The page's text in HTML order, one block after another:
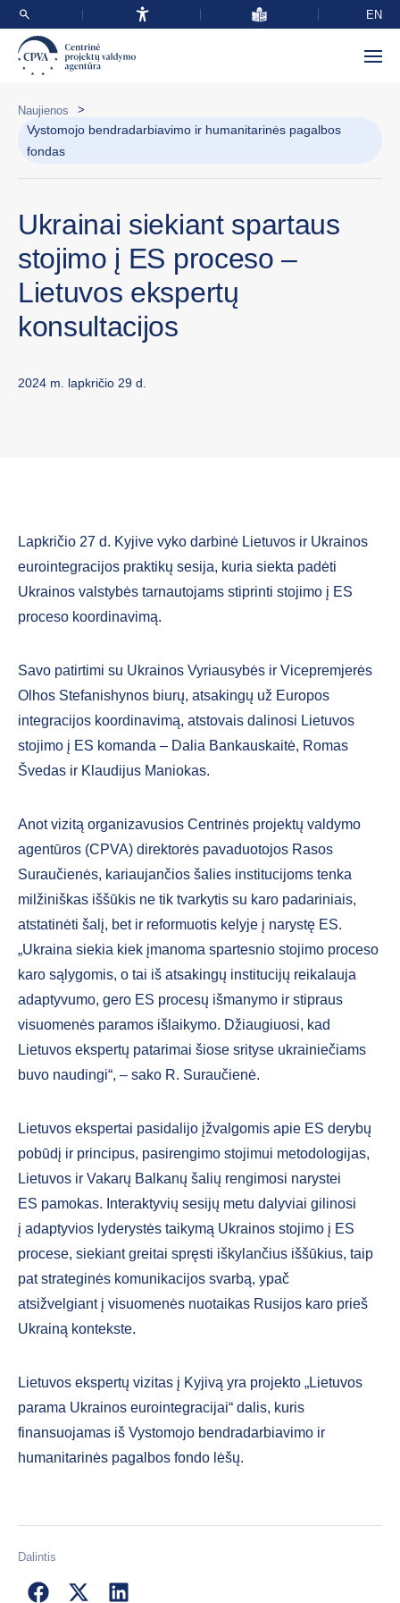
EN
Naujienos >
Vystomojo bendradarbiavimo ir humanitarinės pagalbos
fondas
Ukrainai siekiant spartaus
stojimo į ES proceso –
Lietuvos ekspertų
konsultacijos
2024 m. lapkričio 29 d.
Lapkričio 27 d. Kyjive vyko darbinė Lietuvos ir Ukrainos
eurointegracijos praktikų sesija, kuria siekta padėti
Ukrainos valstybės tarnautojams stiprinti stojimo į ES
proceso koordinavimą.
Savo patirtimi su Ukrainos Vyriausybės ir Vicepremjerės
Olhos Stefanishynos biurų, atsakingų už Europos
integracijos koordinavimą, atstovais dalinosi Lietuvos
stojimo į ES komanda – Dalia Bankauskaitė, Romas
Švedas ir Klaudijus Maniokas.
Anot vizitą organizavusios Centrinės projektų valdymo
agentūros (CPVA) direktorės pavaduotojos Rasos
Suraučienės, kariaujančios šalies institucijoms tenka
milžiniškas iššūkis ne tik tvarkytis su karo padariniais,
atstatinėti šalį, bet ir reformuotis kelyje į narystę ES.
„Ukraina siekia kiek įmanoma spartesnio stojimo proceso
karo sąlygomis, o tai iš atsakingų institucijų reikalauja
adaptyvumo, gero ES procesų išmanymo ir stipraus
visuomenės paramos išlaikymo. Džiaugiuosi, kad
Lietuvos ekspertų patarimai šiose srityse ukrainiečiams
buvo naudingi“, – sako R. Suraučienė.
Lietuvos ekspertai pasidalijo įžvalgomis apie ES derybų
pobūdį ir principus, pasirengimo stojimui metodologijas,
Lietuvos ir Vakarų Balkanų šalių rengimosi narystei
ES pamokas. Interaktyvių sesijų metu dalyviai gilinosi
į adaptyvios lyderystės taikymą Ukrainos stojimo į ES
procese, siekiant greitai spręsti iškylančius iššūkius, taip
pat strateginės komunikacijos svarbą, ypač
atsižvelgiant į visuomenės nuotaikas Rusijos karo prieš
Ukrainą kontekste.
Lietuvos ekspertų vizitas į Kyjivą yra projekto „Lietuvos
parama Ukrainos eurointegracijai“ dalis, kuris
finansuojamas iš Vystomojo bendradarbiavimo ir
humanitarinės pagalbos fondo lėšų.
Dalintis